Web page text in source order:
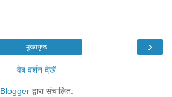
›
मुख्यपृष्ठ
वेब वर्शन देखें
Bloggerद्वारा संचालित.